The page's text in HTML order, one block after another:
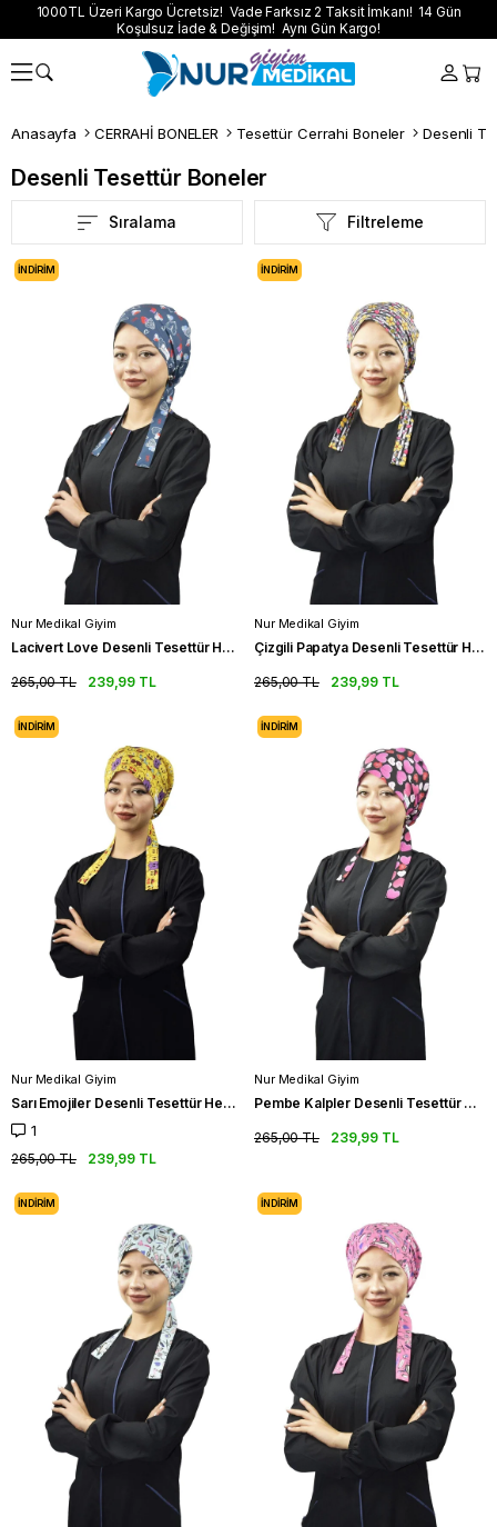
1000TL Üzeri Kargo Ücretsiz! Vade Farksız 2 Taksit İmkanı! 14 Gün
Koşulsuz İade & Değişim! Aynı Gün Kargo!
Anasayfa CERRAHİ BONELER Tesettür Cerrahi Boneler Desenli
Desenli Tesettür Boneler
Filtreleme
Sıralama
Nur Medikal Giyim
Lacivert Love Desenli Tesettür Hemşire Bonesi Doktor Cerrahi Bone
239,99 TL
265,00 TL
İNDIRIM
Nur Medikal Giyim
Çizgili Papatya Desenli Tesettür Hemşire Bonesi Doktor Cerrahi Bone
239,99 TL
265,00 TL
İNDIRIM
Nur Medikal Giyim
Sarı Emojiler Desenli Tesettür Hemşire Bonesi Doktor Cerrahi Bone
1
239,99 TL
265,00 TL
İNDIRIM
Nur Medikal Giyim
Pembe Kalpler Desenli Tesettür Hemşire Bonesi Doktor Cerrahi Bone
239,99 TL
265,00 TL
İNDIRIM
İNDIRIM İNDIRIM